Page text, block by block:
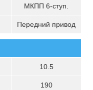
МКПП 6-ступ.
Передний привод
10.5
190